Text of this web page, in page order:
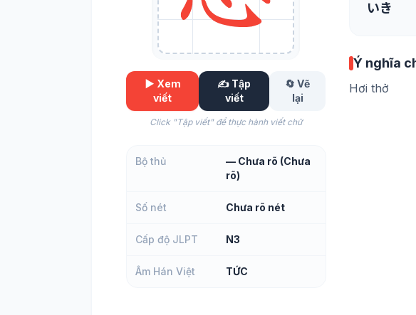
▶️ Xem
viết
✍️ Tập
viết
🔄 Vẽ
lại
Click "Tập viết" để thực hành viết chữ
Bộ thủ
— Chưa rõ (Chưa
rõ)
Số nét Chưa rõ nét
Cấp độ JLPT N3
Âm Hán Việt TỨC
いき
Ý nghĩa
Hơi thở